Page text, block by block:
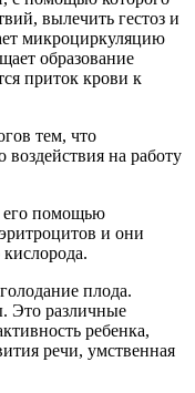
вылечить гестоз и
микроциркуляцию
образование
приток крови к
тем, что
воздействия на работу
его помощью
и они
плода.
Это различные
ребенка,
речи, умственная